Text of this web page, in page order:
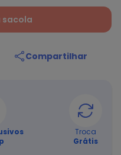
sacola
Compartilhar
Troca
Grátis